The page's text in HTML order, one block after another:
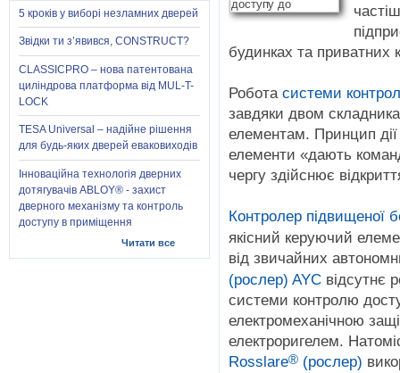
будинках та приватних
Робота системи
завдяки двом
елементам. Принцип
елементи «дають
чергу здійснює
Контролер підвищеної
якісний керуючий
від звичайних
(рослер) AYC відсутнє
системи контролю
електромеханічною
електроригелем.
Rosslare® (рослер)
5 кроків у виборі незламних дверей
Звідки ти з’явився, CONSTRUCT?
CLASSICPRO – нова патентована
циліндрова платформа від MUL-T-
LOCK
TESA Universal – надійне рішення
для будь-яких дверей еваковиходів
Інноваційна технологія дверних
дотягувачів ABLOY® - захист
дверного механізму та контроль
доступу в приміщення
Читати все